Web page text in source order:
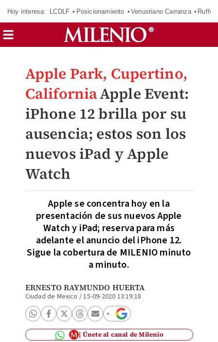
Hoy interesa: LCDLF Posicionamiento Venustiano Carranza Ruffo
Apple Park, Cupertino,
CaliforniaApple Event:
iPhone 12 brilla por su
ausencia; estos son los
nuevos iPad y Apple
Watch
Apple se concentra hoy en la
presentación de sus nuevos Apple
Watch y iPad; reserva para más
adelante el anuncio del iPhone 12.
Sigue la cobertura de MILENIO minuto
a minuto.
ERNESTO RAYMUNDO HUERTA
Ciudad de Mexico /15-09-2020 13:19:18
Únete al canal de Milenio